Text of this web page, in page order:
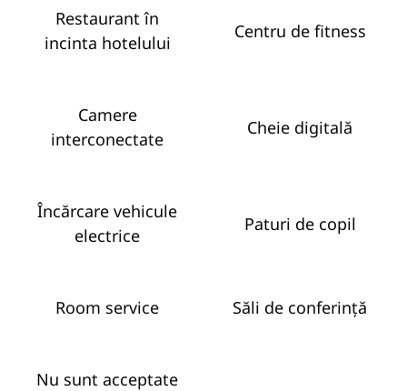
Restaurant în
incinta hotelului
Centru de fitness
Camere
interconectate
Cheie digitală
Încărcare vehicule
electrice
Paturi de copil
Room service Săli de conferință
Nu sunt acceptate